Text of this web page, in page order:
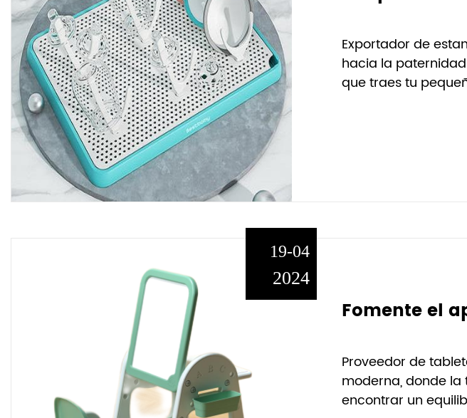
Exportador de
hacia la
que traes tu
19-04
2024
Proveedor de
moderna, donde
encontrar un